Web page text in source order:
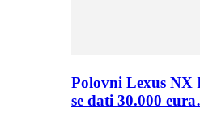
Polovni Lexus NX
se dati 30.000